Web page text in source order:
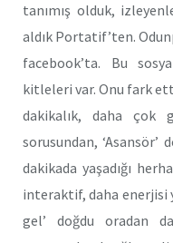
tanımış olduk,
aldık Portatif’ten.
facebook’ta. Bu
kitleleri var. Onu fark
dakikalık, daha çok
sorusundan,
dakikada yaşadığı
interaktif, daha enerjisi
gel’ doğdu oradan